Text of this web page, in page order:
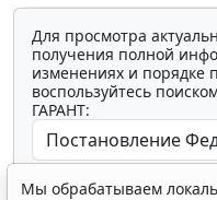
Для просмотра
получения полной
изменениях и порядке
воспользуйтесь
ГАРАНТ:
Мы обрабатываем